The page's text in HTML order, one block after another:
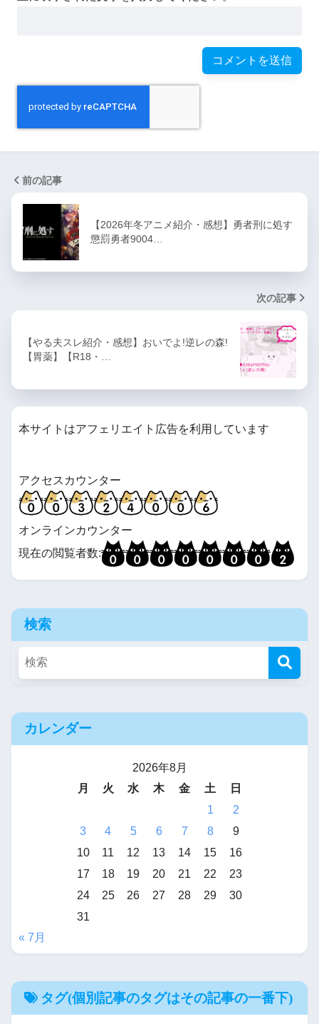
前の記事
【2026年冬アニメ紹介・感想】勇者刑に処す
懲罰勇者9004…
次の記事
【やる夫スレ紹介・感想】おいでよ!逆レの森!
【胃薬】【R18・…
本サイトはアフェリエイト広告を利用しています
アクセスカウンター
オンラインカウンター
現在の閲覧者数:
検索
カレンダー
2026年8月
月
火 水 木 金 土
日
1
2
3
4 5 6 7 8
9
10
11 12 13 14 15
16
17
18 19 20 21 22
23
24
25 26 27 28 29
30
31
« 7月
タグ(個別記事のタグはその記事の一番下)